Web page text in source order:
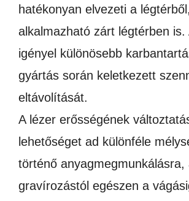
hatékonyan elvezeti a
alkalmazható zárt légtérben is.
igényel különösebb
gyártás során keletkezett
eltávolítását.
A lézer erősségének
lehetőséget ad különféle
történő anyagmegmunkálásra,
gravírozástól egészen a